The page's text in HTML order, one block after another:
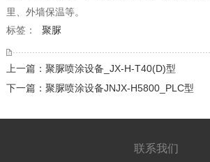
里、外墙保温等。
标签：
聚脲
上一篇：聚脲喷涂设备_JX-H-T40(D)型
下一篇：聚脲喷涂设备JNJX-H5800_PLC型
联系我们